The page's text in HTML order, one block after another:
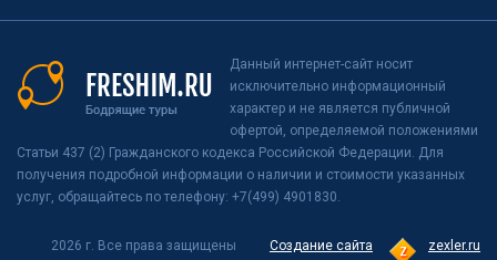
Данный интернет-сайт носит
исключительно информационный
характер и не является публичной
офертой, определяемой положениями
Статьи 437 (2) Гражданского кодекса Российской Федерации. Для
получения подробной информации о наличии и стоимости указанных
услуг, обращайтесь по телефону: +7(499) 4901830.
Создание сайта zexler.ru
2026 г. Все права защищены